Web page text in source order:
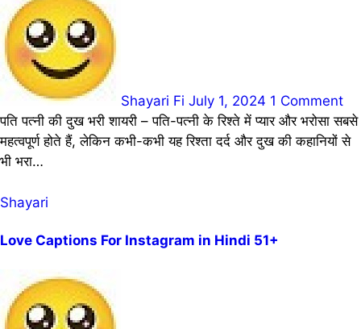
Shayari Fi July 1, 2024 1 Comment
पति पत्नी की दुख भरी शायरी – पति-पत्नी के रिश्ते में प्यार और भरोसा सबसे
महत्वपूर्ण होते हैं, लेकिन कभी-कभी यह रिश्ता दर्द और दुख की कहानियों से
भी भरा…
Shayari
Love Captions For Instagram in Hindi 51+